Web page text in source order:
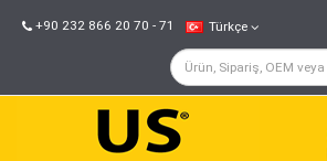
+90 232 866 20 70 - 71 Türkçe